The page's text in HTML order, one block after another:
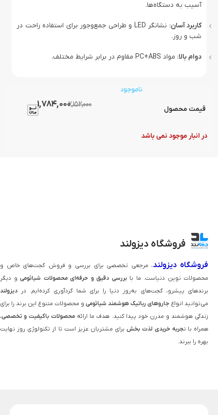
آسیب به دستگاه‌ها.
کاربرد آسان
: نشانگر LED و طراحی جمع‌وجور برای استفاده راحت در
شب و روز.
دوام بالا: مواد PC+ABS مقاوم در برابر شرایط مختلف.
قیمت محصول 1,784,0002,152,000
ناموجود
در انبار موجود نمی باشد
فروشگاه دیزولند
فروشگاه دیزولند، مرجعی تخصصی برای بررسی و فروش گجت‌های خاص و
محصولات نوین دنیاست. ما بابررسی دقیق و حرفه‌ای محصولات شیائومی و دیگر
برندهای پیشرو، گجت‌های به‌روز دنیا را برای شما گردآوری کرده‌ایم. در دیزولند
می‌توانید انواع جاروهای رباتیک هوشمند شیائومی و محصولات متنوع این برند را برای
زندگی هوشمند و مدرن خود پیدا کنید. هدف ما ارائه محصولات باکیفیت و تخصصی،
همراه با تجربه خریدی لذت‌ بخشبرای مشتریان عزیز است تا از تکنولوژی روز نهایت
بهره را ببرند.